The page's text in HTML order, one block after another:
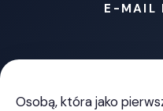
E-MAIL
Osobą, która jako